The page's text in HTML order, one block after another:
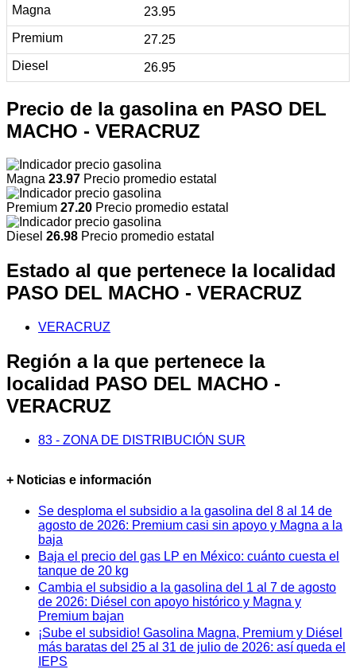
23.95
27.25
26.95
Precio de la gasolina en PASO DEL
MACHO - VERACRUZ
Magna 23.97 Precio promedio estatal
Premium 27.20 Precio promedio estatal
Diesel 26.98 Precio promedio estatal
Estado al que pertenece la localidad
PASO DEL MACHO - VERACRUZ
VERACRUZ
Región a la que pertenece la
localidad PASO DEL MACHO -
VERACRUZ
83 - ZONA DE DISTRIBUCIÓN SUR
+ Noticias e información
Se desploma el subsidio a la gasolina del 8 al 14 de
agosto de 2026: Premium casi sin apoyo y Magna a la
baja
Baja el precio del gas LP en México: cuánto cuesta el
tanque de 20 kg
Cambia el subsidio a la gasolina del 1 al 7 de agosto
de 2026: Diésel con apoyo histórico y Magna y
Premium bajan
¡Sube el subsidio! Gasolina Magna, Premium y Diésel
más baratas del 25 al 31 de julio de 2026: así queda el
IEPS